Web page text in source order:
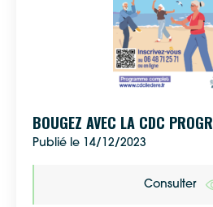
BOUGEZ AVEC LA CDC
Publié le 14/12/2023
Consulter
Google Maps
Apple Plans